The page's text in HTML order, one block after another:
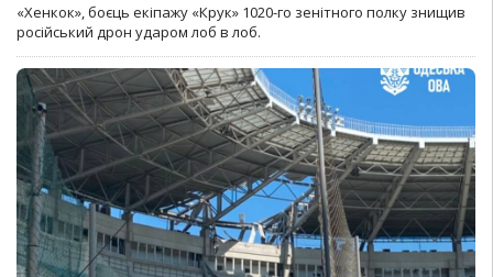
«Хенкок», боєць екіпажу «Крук» 1020-го зенітного полку знищив
російський дрон ударом лоб в лоб.